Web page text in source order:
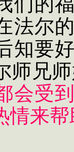
法尔
知要
师兄
会受
情来